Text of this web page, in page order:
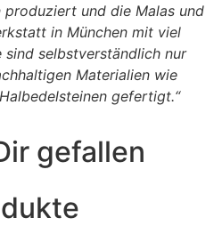
produziert und die Malas und
in München mit viel
selbstverständlich nur
Materialien wie
gefertigt.“
gefallen